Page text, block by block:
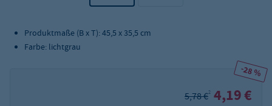
Produktmaße (B x T): 45,5 x 35,5 cm
Farbe: lichtgrau
-28 %
5,78 €2 4,19 €